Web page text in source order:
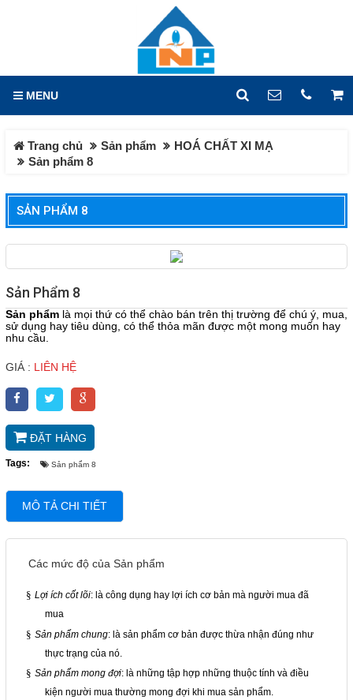
MENU
Trang chủ Sản phẩm
HOÁ CHẤT XI MẠ
Sản phẩm 8
SẢN PHẨM 8
Sản Phẩm 8
Sản phẩm là mọi thứ có thể chào bán trên thị trường để chú ý, mua,
sử dụng hay tiêu dùng, có thể thỏa mãn được một mong muốn hay
nhu cầu.
GIÁ : LIÊN HỆ
ĐẶT HÀNG
Tags: Sản phẩm 8
MÔ TẢ CHI TIẾT
Các mức độ của Sản phẩm
§ Lợi ích cốt lõi: là công dụng hay lợi ích cơ bản mà người mua đã
mua
§ Sản phẩm chung: là sản phẩm cơ bản được thừa nhận đúng như
thực trạng của nó.
§ Sản phẩm mong đợi: là những tập hợp những thuộc tính và điều
kiện người mua thường mong đợi khi mua sản phẩm.
DANH MỤC
Trang chủ
Tin tức
Sản phẩm
HOÁ CHẤT XỬ LÝ NƯỚC
HOÁ CHẤT NGHÀNH GIẤY
HOÁ CHẤT XI MẠ
HOÁ CHẤT NGHÀNH CAO SU
HOÁ CHẤT TẨY RỬA
HOÁ CHẤT THÍ NGHIỆM
DUNG MÔI
HOÁ CHẤT NGHÀNH THỨC ĂN GIA
HÓA CHẤT NÔNG NGHIỆP
Giới thiệu
Liên hệ
GIỎ HÀNG
LIÊN HỆ
Nai, Phường Hố Nai, Tỉnh